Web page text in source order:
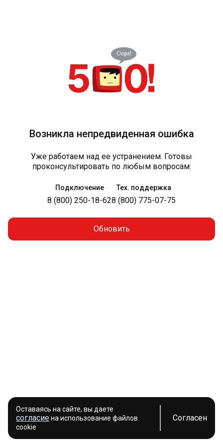
Возникла непредвиденная ошибка
Уже работаем над ее устранением. Готовы
проконсультировать по любым вопросам:
Подключение
8 (800) 250-18-62
Тех. поддержка
8 (800) 775-07-75
Обновить
Оставаясь на сайте, вы даете
согласиена использование файлов
cookie
Согласен